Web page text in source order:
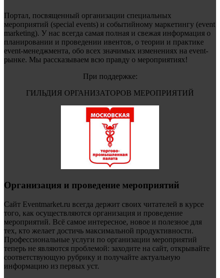
Портал, посвященный организации специальных
мероприятий (special events) и событийному маркетингу (event
marketing). У нас всегда самая полная и свежая информация о
планировании и проведении ивентов, о теории и практике
event-менеджмента, обо всех значимых изменениях на event-
рынке. Мы рассказываем всю правду о мероприятиях!
При поддержке:
ГИЛЬДИЯ ОРГАНИЗАТОРОВ МЕРОПРИЯТИЙ
Организация и проведение мероприятий
Сайт Eventmarket.ru всегда держит своих читателей в курсе
того, как осуществляются организация и проведение
мероприятий. Всё самое интересное, новое и полезное для
тех, кто желает достичь максимальной продуктивности.
Профессиональные услуги по организации мероприятий
теперь не являются проблемой: заходите на сайт, открывайте
соответствующую рубрику и получайте актуальную
информацию из первых уст.